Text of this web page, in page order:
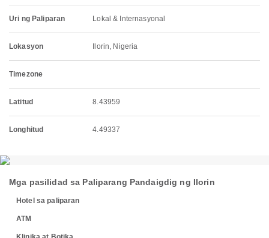
Uri ng Paliparan Lokal & Internasyonal
Lokasyon Ilorin, Nigeria
Timezone
Latitud 8.43959
Longhitud 4.49337
Mga pasilidad sa Paliparang Pandaigdig ng Ilorin
Hotel sa paliparan
ATM